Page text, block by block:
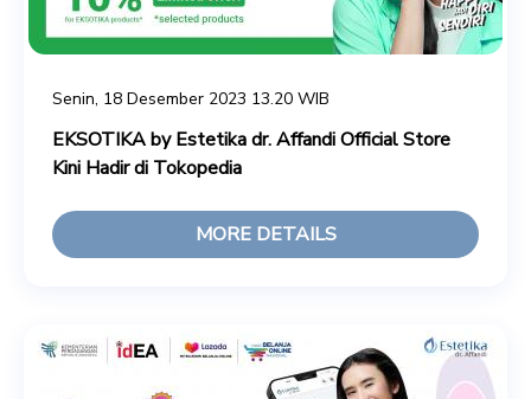
Senin, 18 Desember 2023 13.20 WIB
EKSOTIKA by Estetika dr. Affandi Official Store
Kini Hadir di Tokopedia
MORE DETAILS